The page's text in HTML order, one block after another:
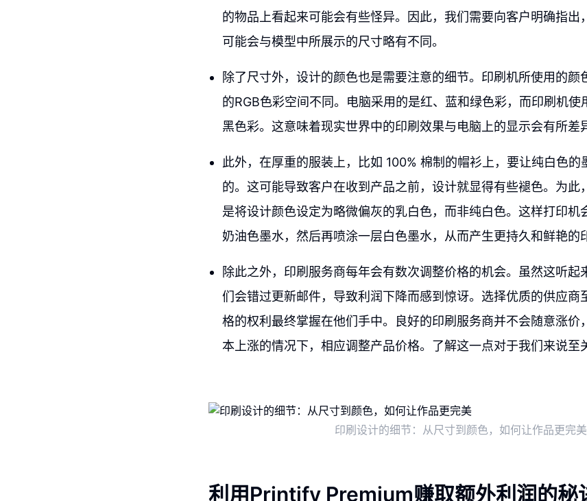
的物品上看起来可能会有些怪异。因此，我们需要向客户明确指出
可能会与模型中所展示的尺寸略有不同。
除了尺寸外，设计的颜色也是需要注意的细节。印刷机所使用的颜
的RGB色彩空间不同。电脑采用的是红、蓝和绿色彩，而印刷机使
黑色彩。这意味着现实世界中的印刷效果与电脑上的显示会有所差
此外，在厚重的服装上，比如 100% 棉制的帽衫上，要让纯白色的
的。这可能导致客户在收到产品之前，设计就显得有些褪色。为此
是将设计颜色设定为略微偏灰的乳白色，而非纯白色。这样打印机
奶油色墨水，然后再喷涂一层白色墨水，从而产生更持久和鲜艳的
除此之外，印刷服务商每年会有数次调整价格的机会。虽然这听起
们会错过更新邮件，导致利润下降而感到惊讶。选择优质的供应商
格的权利最终掌握在他们手中。良好的印刷服务商并不会随意涨价
本上涨的情况下，相应调整产品价格。了解这一点对于我们来说至
印刷设计的细节：从尺寸到颜色，如何让作品更完美
利用Printify Premium赚取额外利润的秘